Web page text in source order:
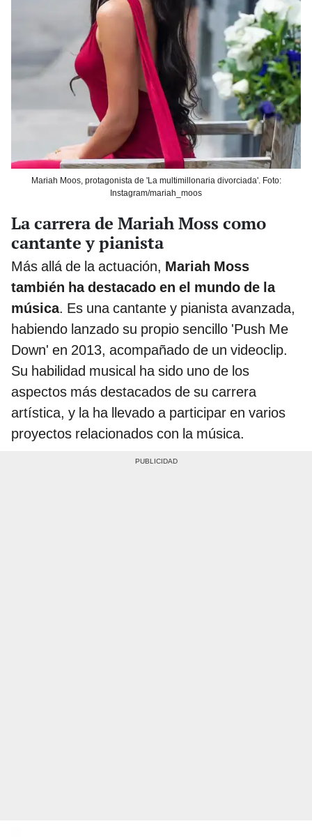
Mariah Moos, protagonista de 'La multimillonaria divorciada'. Foto:
Instagram/mariah_moos
La carrera de Mariah Moss como
cantante y pianista
Más allá de la actuación, Mariah Moss
también ha destacado en el mundo de la
música. Es una cantante y pianista avanzada,
habiendo lanzado su propio sencillo 'Push Me
Down' en 2013, acompañado de un videoclip.
Su habilidad musical ha sido uno de los
aspectos más destacados de su carrera
artística, y la ha llevado a participar en varios
proyectos relacionados con la música.